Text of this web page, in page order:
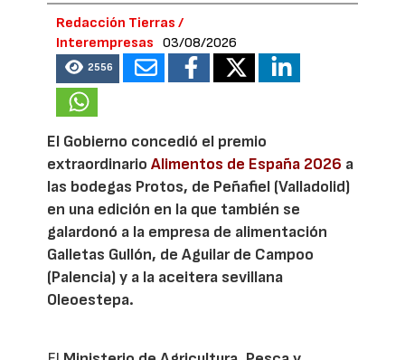
Redacción Tierras /
Interempresas
03/08/2026
2556
El Gobierno concedió el premio
extraordinarioAlimentos de España 2026 a
las bodegas Protos, de Peñafiel (Valladolid)
en una edición en la que también se
galardonó a la empresa de alimentación
Galletas Gullón, de Aguilar de Campoo
(Palencia) y a la aceitera sevillana
Oleoestepa.